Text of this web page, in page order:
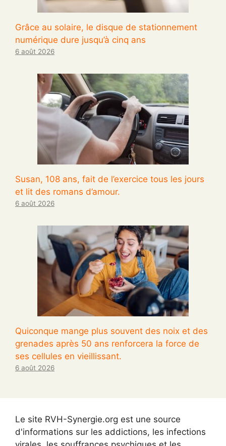
Grâce au solaire, le disque de stationnement
numérique dure jusqu’à cinq ans
6 août 2026
Susan, 108 ans, fait de l’exercice tous les jours
et lit des romans d’amour.
6 août 2026
Quiconque mange plus souvent des noix et des
grenades après 50 ans renforcera la force de
ses cellules en vieillissant.
6 août 2026
Le site RVH-Synergie.org est une source
d'informations sur les addictions, les infections